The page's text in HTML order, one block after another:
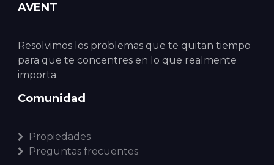
AVENT
Resolvimos los problemas que te quitan tiempo
para que te concentres en lo que realmente
importa.
Comunidad
Propiedades
Preguntas frecuentes